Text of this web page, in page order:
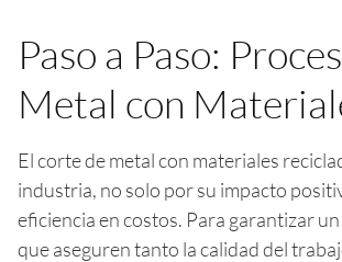
Paso a Paso:
Metal con
El corte de metal con materiales
industria, no solo por su impacto
eficiencia en costos. Para garantizar
que aseguren tanto la calidad del